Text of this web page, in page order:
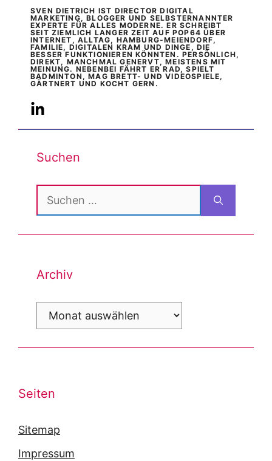
SVEN DIETRICH IST DIRECTOR DIGITAL
MARKETING, BLOGGER UND SELBSTERNANNTER
EXPERTE FÜR ALLES MODERNE. ER SCHREIBT
SEIT ZIEMLICH LANGER ZEIT AUF POP64 ÜBER
INTERNET, ALLTAG, HAMBURG-MEIENDORF,
FAMILIE, DIGITALEN KRAM UND DINGE, DIE
BESSER FUNKTIONIEREN KÖNNTEN. PERSÖNLICH,
DIREKT, MANCHMAL GENERVT, MEISTENS MIT
MEINUNG. NEBENBEI FÄHRT ER RAD, SPIELT
BADMINTON, MAG BRETT- UND VIDEOSPIELE,
GÄRTNERT UND KOCHT GERN.
Suchen
Suchen
nach:
Archiv
Archiv
Seiten
Sitemap
Impressum